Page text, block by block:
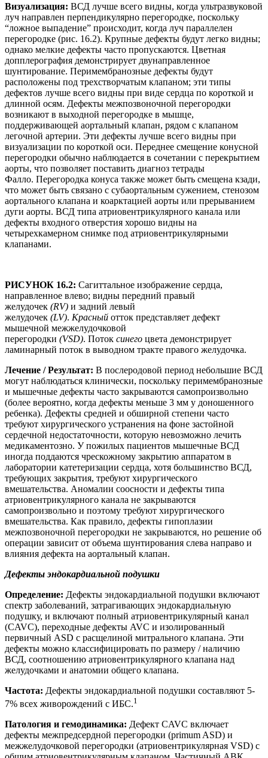
Визуализация: ВСД лучше всего видны, когда ультразвуковой
луч направлен перпендикулярно перегородке, поскольку
“ложное выпадение” происходит, когда луч параллелен
перегородке (рис. 16.2). Крупные дефекты будут легко видны;
однако мелкие дефекты часто пропускаются. Цветная
допплерография демонстрирует двунаправленное
шунтирование. Перимембранозные дефекты будут
расположены под трехстворчатым клапаном; эти типы
дефектов лучше всего видны при виде сердца по короткой и
длинной осям. Дефекты межпозвоночной перегородки
возникают в выходной перегородке в мышце,
поддерживающей аортальный клапан, рядом с клапаном
легочной артерии. Эти дефекты лучше всего видны при
визуализации по короткой оси. Переднее смещение конусной
перегородки обычно наблюдается в сочетании с перекрытием
аорты, что позволяет поставить диагноз тетрады
Фалло. Перегородка конуса также может быть смещена кзади,
что может быть связано с субаортальным сужением, стенозом
аортального клапана и коарктацией аорты или прерыванием
дуги аорты. ВСД типа атриовентрикулярного канала или
дефекты входного отверстия хорошо видны на
четырехкамерном снимке под атриовентрикулярными
клапанами.
РИСУНОК 16.2: Сагиттальное изображение сердца,
направленное влево; видны передний правый
желудочек (RV) и задний левый
желудочек (LV). Красный отток представляет дефект
мышечной межжелудочковой
перегородки (VSD). Поток синего цвета демонстрирует
ламинарный поток в выводном тракте правого желудочка.
Лечение / Результат: В послеродовой период небольшие ВСД
могут наблюдаться клинически, поскольку перимембранозные
и мышечные дефекты часто закрываются самопроизвольно
(более вероятно, когда дефекты меньше 3 мм у доношенного
ребенка). Дефекты средней и обширной степени часто
требуют хирургического устранения на фоне застойной
сердечной недостаточности, которую невозможно лечить
медикаментозно. У пожилых пациентов мышечные ВСД
иногда поддаются чрескожному закрытию аппаратом в
лаборатории катетеризации сердца, хотя большинство ВСД,
требующих закрытия, требуют хирургического
вмешательства. Аномалии соосности и дефекты типа
атриовентрикулярного канала не закрываются
самопроизвольно и поэтому требуют хирургического
вмешательства. Как правило, дефекты гипоплазии
межпозвоночной перегородки не закрываются, но решение об
операции зависит от объема шунтирования слева направо и
влияния дефекта на аортальный клапан.
Дефекты эндокардиальной подушки
Определение: Дефекты эндокардиальной подушки включают
спектр заболеваний, затрагивающих эндокардиальную
подушку, и включают полный атриовентрикулярный канал
(CAVC), переходные дефекты AVC и изолированный
первичный ASD с расщелиной митрального клапана. Эти
дефекты можно классифицировать по размеру / наличию
ВСД, соотношению атриовентрикулярного клапана над
желудочками и анатомии общего клапана.
Частота: Дефекты эндокардиальной подушки составляют 5-
7% всех живорождений с ИБС.1
Патология и гемодинамика: Дефект CAVC включает
дефекты межпредсердной перегородки (primum ASD) и
межжелудочковой перегородки (атриовентрикулярная VSD) с